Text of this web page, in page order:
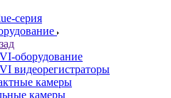
серия
оборудование
видеорегистраторы
камеры
камеры